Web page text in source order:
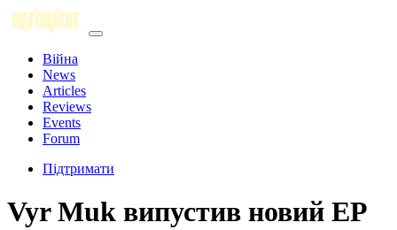
Війна
News
Articles
Reviews
Events
Forum
Підтримати
Vyr Muk випустив новий EP